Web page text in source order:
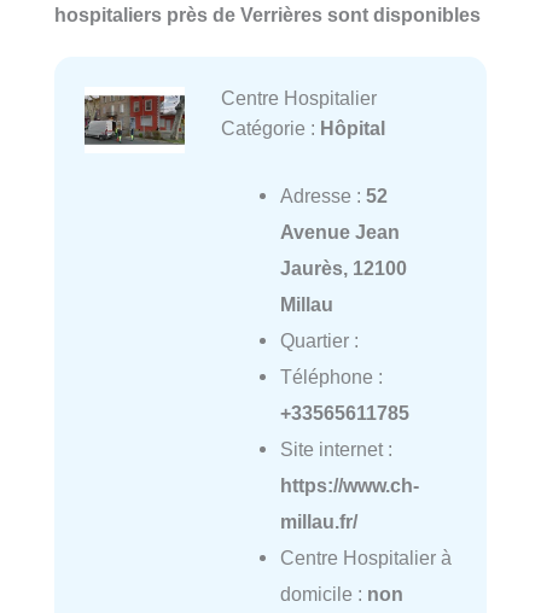
hospitaliers près de Verrières sont disponibles
Centre Hospitalier
Catégorie : Hôpital
Adresse : 52
Avenue Jean
Jaurès, 12100
Millau
Quartier :
Téléphone :
+33565611785
Site internet :
https://www.ch-
millau.fr/
Centre Hospitalier à
domicile : non